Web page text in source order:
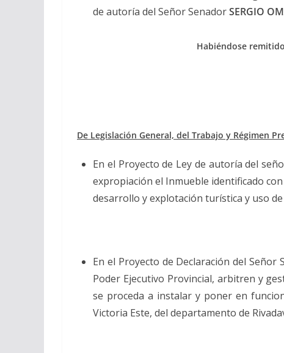
de autoría del Señor SenadorSERGIO
Habiéndose
De Legislación General, del Trabajo y Régimen
En el Proyecto de Ley de autoría del
expropiación el Inmueble identificado
desarrollo y explotación turística y uso de
En el Proyecto de Declaración del Señor
Poder Ejecutivo Provincial, arbitren y
se proceda a instalar y poner en
Victoria Este, del departamento de